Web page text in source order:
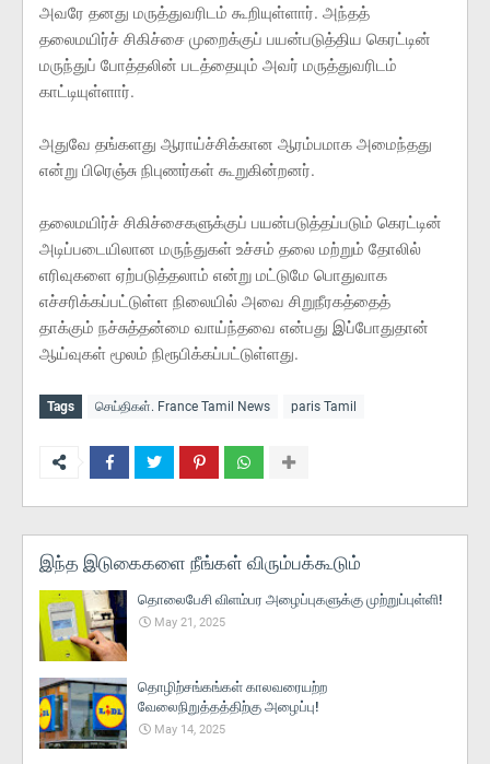
அவரே தனது மருத்துவரிடம் கூறியுள்ளார். அந்தத்
தலைமயிர்ச் சிகிச்சை முறைக்குப் பயன்படுத்திய கெரட்டின்
மருந்துப் போத்தலின் படத்தையும் அவர் மருத்துவரிடம்
காட்டியுள்ளார்.
அதுவே தங்களது ஆராய்ச்சிக்கான ஆரம்பமாக அமைந்தது
என்று பிரெஞ்சு நிபுணர்கள் கூறுகின்றனர்.
தலைமயிர்ச் சிகிச்சைகளுக்குப் பயன்படுத்தப்படும் கெரட்டின்
அடிப்படையிலான மருந்துகள் உச்சம் தலை மற்றும் தோலில்
எரிவுகளை ஏற்படுத்தலாம் என்று மட்டுமே பொதுவாக
எச்சரிக்கப்பட்டுள்ள நிலையில் அவை சிறுநீரகத்தைத்
தாக்கும் நச்சுத்தன்மை வாய்ந்தவை என்பது இப்போதுதான்
ஆய்வுகள் மூலம் நிரூபிக்கப்பட்டுள்ளது.
Tags செய்திகள். France Tamil News paris Tamil
இந்த இடுகைகளை நீங்கள் விரும்பக்கூடும்
தொலைபேசி விளம்பர அழைப்புகளுக்கு முற்றுப்புள்ளி!
May 21, 2025
தொழிற்சங்கங்கள் காலவரையற்ற
வேலைநிறுத்தத்திற்கு அழைப்பு!
May 14, 2025